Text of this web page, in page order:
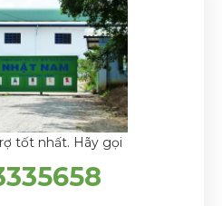
tốt nhất. Hãy gọi